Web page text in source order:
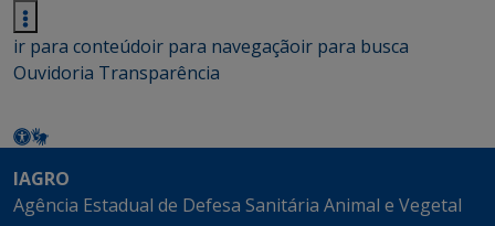
ir para conteúdoir para navegaçãoir para busca
Ouvidoria Transparência
IAGRO
Agência Estadual de Defesa Sanitária Animal e Vegetal